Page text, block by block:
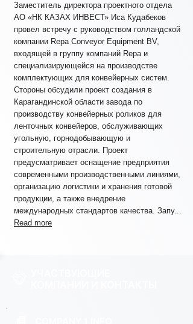
Заместитель директора проектного отдела
АО «НК КАЗАХ ИНВЕСТ» Иса Кудабеков
провел встречу с руководством голландской
компании Repa Conveyor Equipment BV,
входящей в группу компаний Repa и
специализирующейся на производстве
комплектующих для конвейерных систем.
Стороны обсудили проект создания в
Карагандинской области завода по
производству конвейерных роликов для
ленточных конвейеров, обслуживающих
угольную, горнодобывающую и
строительную отрасли. Проект
предусматривает оснащение предприятия
современными производственными линиями,
организацию логистики и хранения готовой
продукции, а также внедрение
международных стандартов качества. Запу...
Read more